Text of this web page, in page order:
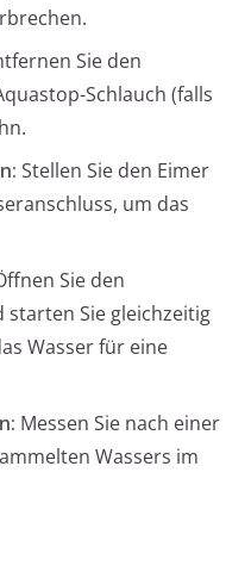
Sie den
Schlauch (falls
Stellen Sie den Eimer
um das
Sie den
Sie gleichzeitig
Wasser für eine
Messen Sie nach einer
Wassers im